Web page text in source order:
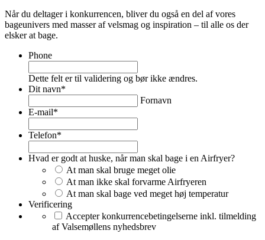
Når du deltager i konkurrencen, bliver du også en del af vores
bageunivers med masser af velsmag og inspiration – til alle os der
elsker at bage.
Phone
Dette felt er til validering og bør ikke ændres.
Dit navn*
Fornavn
E-mail*
Telefon*
Hvad er godt at huske, når man skal bage i en Airfryer?
At man skal bruge meget olie
At man ikke skal forvarme Airfryeren
At man skal bage ved meget høj temperatur
Verificering
Accepter konkurrencebetingelserne inkl. tilmelding
af Valsemøllens nyhedsbrev